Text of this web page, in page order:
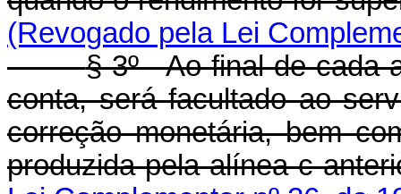
(Revogado pela Lei
§ 3º - Ao final de cada
conta, será facultado ao
correção monetária, bem
produzida pela alínea c